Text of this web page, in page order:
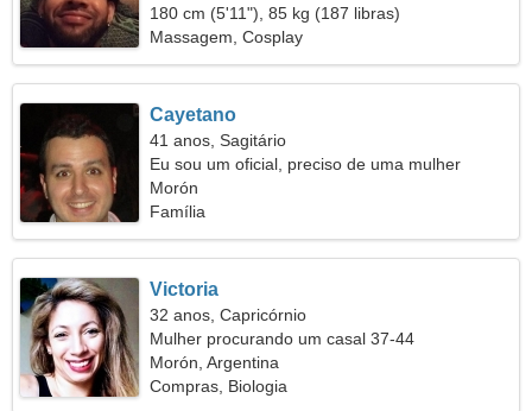
180 cm (5'11"), 85 kg (187 libras)
Massagem, Cosplay
Cayetano
41 anos, Sagitário
Eu sou um oficial, preciso de uma mulher
charmosa
Morón
Família
Victoria
32 anos, Capricórnio
Mulher procurando um casal 37-44
Morón, Argentina
Compras, Biologia